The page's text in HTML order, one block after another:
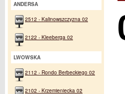
ANDERSA
2512 - Kalinowszczyzna 02
2122 - Kleeberga 02
LWOWSKA
2112 - Rondo Berbeckiego 02
2102 - Krzemieniecka 02